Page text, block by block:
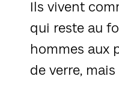
Ils vivent
qui reste au
hommes aux
de verre,